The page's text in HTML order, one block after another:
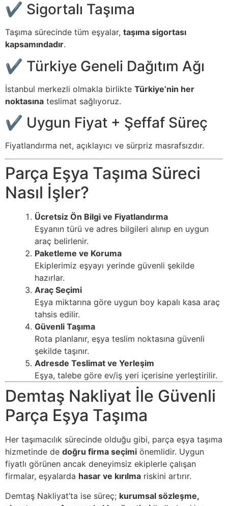
✔ Sigortalı Taşıma
Taşıma sürecinde tüm eşyalar, taşıma sigortası
kapsamındadır.
✔ Türkiye Geneli Dağıtım Ağı
İstanbul merkezli olmakla birlikte Türkiye’nin her
noktasına teslimat sağlıyoruz.
✔ Uygun Fiyat + Şeffaf Süreç
Fiyatlandırma net, açıklayıcı ve sürpriz masrafsızdır.
Parça Eşya Taşıma Süreci
Nasıl İşler?
Ücretsiz Ön Bilgi ve Fiyatlandırma
Eşyanın türü ve adres bilgileri alınıp en uygun
araç belirlenir.
Paketleme ve Koruma
Ekiplerimiz eşyayı yerinde güvenli şekilde
hazırlar.
Araç Seçimi
Eşya miktarına göre uygun boy kapalı kasa araç
tahsis edilir.
Güvenli Taşıma
Rota planlanır, eşya teslim noktasına güvenli
şekilde taşınır.
Adresde Teslimat ve Yerleşim
Eşya, talebe göre ev/iş yeri içerisine yerleştirilir.
Demtaş Nakliyat İle Güvenli
Parça Eşya Taşıma
Her taşımacılık sürecinde olduğu gibi, parça eşya taşıma
hizmetinde de doğru firma seçimi önemlidir. Uygun
fiyatlı görünen ancak deneyimsiz ekiplerle çalışan
firmalar, eşyalarda hasar ve kırılma riskini artırır.
Demtaş Nakliyat’ta ise süreç; kurumsal sözleşme,